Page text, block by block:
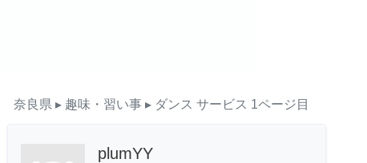
奈良県 ▸ 趣味・習い事 ▸ ダンス サービス 1ページ目
plumYY